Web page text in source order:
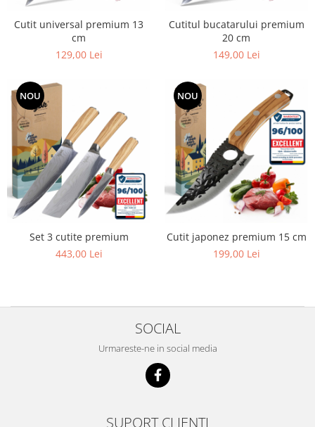
Cutit universal premium 13
cm
129,00 Lei
Cutitul bucatarului premium
20 cm
149,00 Lei
NOU
Set 3 cutite premium
443,00 Lei
NOU
Cutit japonez premium 15 cm
199,00 Lei
SOCIAL
Urmareste-ne in social media
SUPORT CLIENTI